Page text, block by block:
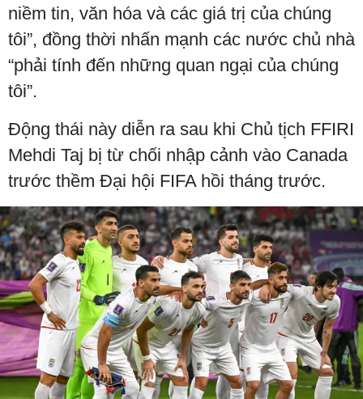
niềm tin, văn hóa và các giá trị của chúng
tôi”, đồng thời nhấn mạnh các nước chủ nhà
“phải tính đến những quan ngại của chúng
tôi”.
Động thái này diễn ra sau khi Chủ tịch FFIRI
Mehdi Taj bị từ chối nhập cảnh vào Canada
trước thềm Đại hội FIFA hồi tháng trước.